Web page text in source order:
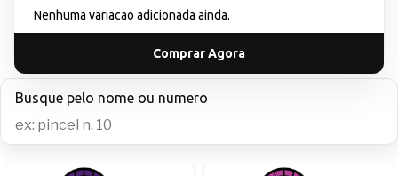
Nenhuma variacao adicionada ainda.
Comprar Agora
Busque pelo nome ou numero